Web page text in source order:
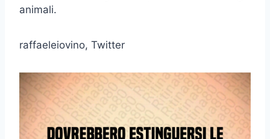
animali.
raffaeleiovino, Twitter